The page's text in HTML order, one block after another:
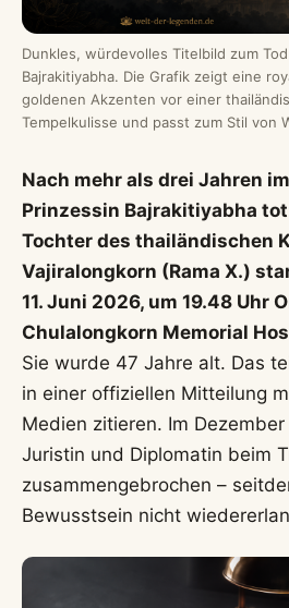
Dunkles, würdevolles Titelbild zum
Bajrakitiyabha. Die Grafik zeigt eine
goldenen Akzenten vor einer
Tempelkulisse und passt zum Stil von
Nach mehr als drei Jahren
Prinzessin Bajrakitiyabha
Tochter des thailändischen
Vajiralongkorn (Rama X.)
11. Juni 2026, um 19.48 Uhr
Chulalongkorn Memorial
Sie wurde 47 Jahre alt. Das
in einer offiziellen Mitteilung
Medien zitieren. Im
Juristin und Diplomatin beim
zusammengebrochen –
Bewusstsein nicht